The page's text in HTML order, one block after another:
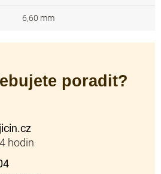
6,60 mm
poradit?